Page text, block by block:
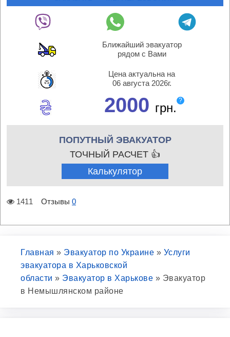
Ближайший эвакуатор
рядом с Вами
Цена актуальна на
06 августа 2026г.
2000 грн.
?
ПОПУТНЫЙ ЭВАКУАТОР
ТОЧНЫЙ РАСЧЕТ 👍
Калькулятор
1411 Отзывы 0
Главная » Эвакуатор по Украине » Услуги
эвакуатора в Харьковской
области » Эвакуатор в Харькове » Эвакуатор
в Немышлянском районе